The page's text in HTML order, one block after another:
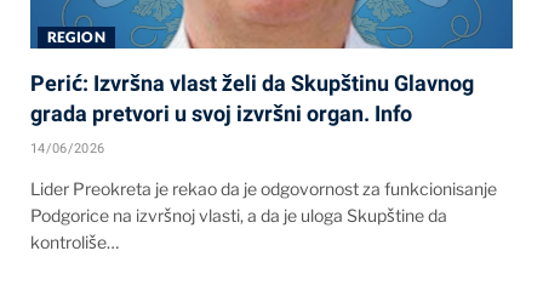
REGION
Perić: Izvršna vlast želi da Skupštinu Glavnog
grada pretvori u svoj izvršni organ. Info
14/06/2026
Lider Preokreta je rekao da je odgovornost za funkcionisanje
Podgorice na izvršnoj vlasti, a da je uloga Skupštine da
kontroliše…